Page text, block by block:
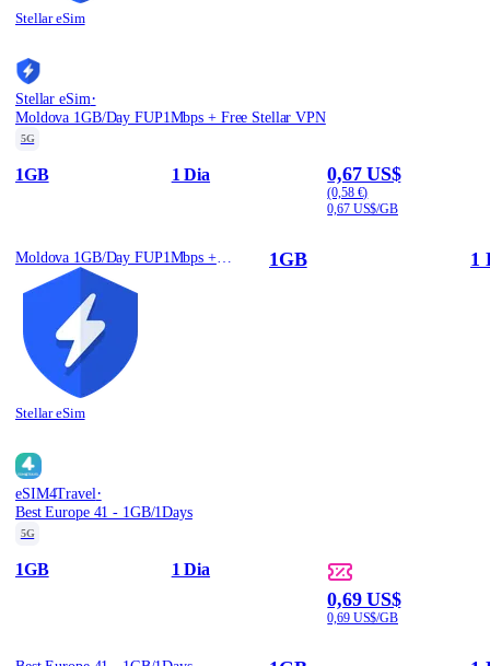
Stellar eSim
Stellar eSim·
Moldova 1GB/Day FUP1Mbps + Free Stellar VPN
5G
1GB 1 Dia 0,67 US$
(0,58 €)
0,67 US$/GB
Moldova 1GB/Day FUP1Mbps + Free Stellar VPN
Stellar eSim
1GB 1
eSIM4Travel ·
Best Europe 41 - 1GB/1Days
5G
1GB 1 Dia
0,69 US$
0,69 US$/GB